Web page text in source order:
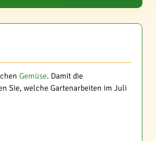
Gemüse. Damit die
Sie, welche Gartenarbeiten im Juli